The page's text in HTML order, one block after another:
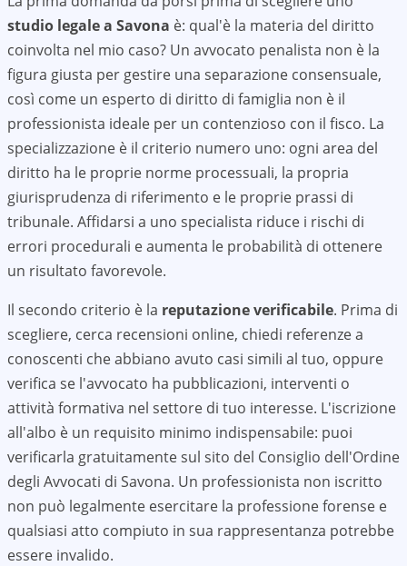
studio legale a Savona è: qual'è la materia del diritto
coinvolta nel mio caso? Un avvocato penalista non è la
figura giusta per gestire una separazione consensuale,
così come un esperto di diritto di famiglia non è il
professionista ideale per un contenzioso con il fisco. La
specializzazione è il criterio numero uno: ogni area del
diritto ha le proprie norme processuali, la propria
giurisprudenza di riferimento e le proprie prassi di
tribunale. Affidarsi a uno specialista riduce i rischi di
errori procedurali e aumenta le probabilità di ottenere
un risultato favorevole.
Il secondo criterio è la reputazione verificabile. Prima di
scegliere, cerca recensioni online, chiedi referenze a
conoscenti che abbiano avuto casi simili al tuo, oppure
verifica se l'avvocato ha pubblicazioni, interventi o
attività formativa nel settore di tuo interesse. L'iscrizione
all'albo è un requisito minimo indispensabile: puoi
verificarla gratuitamente sul sito del Consiglio dell'Ordine
degli Avvocati di Savona. Un professionista non iscritto
non può legalmente esercitare la professione forense e
qualsiasi atto compiuto in sua rappresentanza potrebbe
essere invalido.